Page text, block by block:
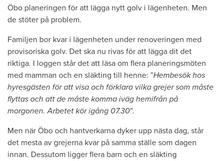
Öbo planeringen för att lägga nytt golv i lägenheten. Men
de stöter på problem.
Familjen bor kvar i lägenheten under renoveringen med
provisoriska golv. Det ska nu rivas för att lägga dit det
riktiga. I loggen står det att läsa om flera planeringsmöten
med mamman och en släkting till henne: ”Hembesök hos
hyresgästen för att visa och förklara vilka grejer som måste
flyttas och att de måste komma iväg hemifrån på
morgonen. Arbetet kör igång 07.30”.
Men när Öbo och hantverkarna dyker upp nästa dag, står
det mesta av grejerna kvar på samma ställe som dagen
innan. Dessutom ligger flera barn och en släkting